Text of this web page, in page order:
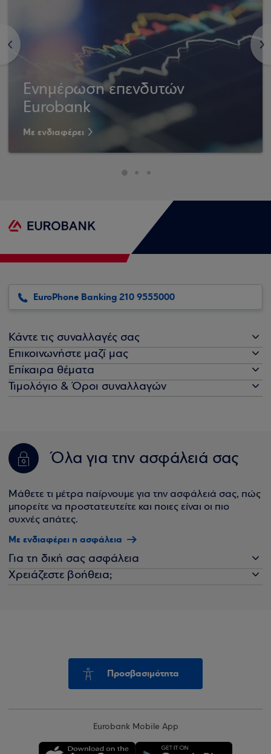
<
Ενημέρωση επενδυτών
Eurobank
Με ενδιαφέρει
>
EuroPhone Banking 210 9555000
Κάντε τις συναλλαγές σας
Επικοινωνήστε μαζί μας
Επίκαιρα θέματα
Τιμολόγιο & Όροι συναλλαγών
Όλα για την ασφάλειά σας
Μάθετε τι μέτρα παίρνουμε για την ασφάλειά σας, πώς
μπορείτε να προστατευτείτε και ποιες είναι οι πιο
συχνές απάτες.
Με ενδιαφέρει η ασφάλεια
Για τη δική σας ασφάλεια
Χρειάζεστε βοήθεια;
Προσβασιμότητα
Eurobank Mobile App